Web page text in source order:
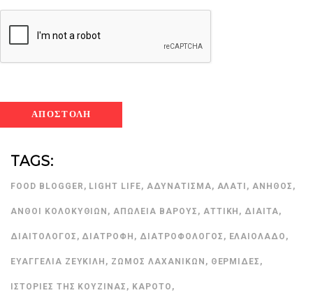
TAGS:
FOOD BLOGGER , LIGHT LIFE, ΑΔΥΝΆΤΙΣΜΑ, ΑΛΆΤΙ , ΆΝΗΘΟΣ ,
ΑΝΘΟΊ ΚΟΛΟΚΥΘΙΏΝ , ΑΠΏΛΕΙΑ ΒΆΡΟΥΣ , ΑΤΤΙΚΉ , ΔΊΑΙΤΑ,
ΔΙΑΙΤΟΛΌΓΟΣ , ΔΙΑΤΡΟΦΉ , ΔΙΑΤΡΟΦΟΛΌΓΟΣ , ΕΛΑΙΌΛΑΔΟ ,
ΕΥΑΓΓΕΛΊΑ ΖΕΥΚΙΛΉ , ΖΩΜΌΣ ΛΑΧΑΝΙΚΏΝ , ΘΕΡΜΊΔΕΣ ,
ΙΣΤΟΡΊΕΣ ΤΗΣ ΚΟΥΖΊΝΑΣ , ΚΑΡΌΤΟ ,